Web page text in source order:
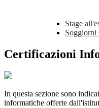
Stage
Soggiorni
Certificazioni
In questa sezione sono
informatiche offerte